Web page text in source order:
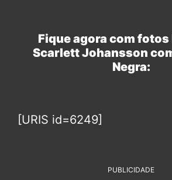
Fique agora com fotos
Scarlett Johansson
Negra:
[URIS id=6249]
PUBLICIDADE